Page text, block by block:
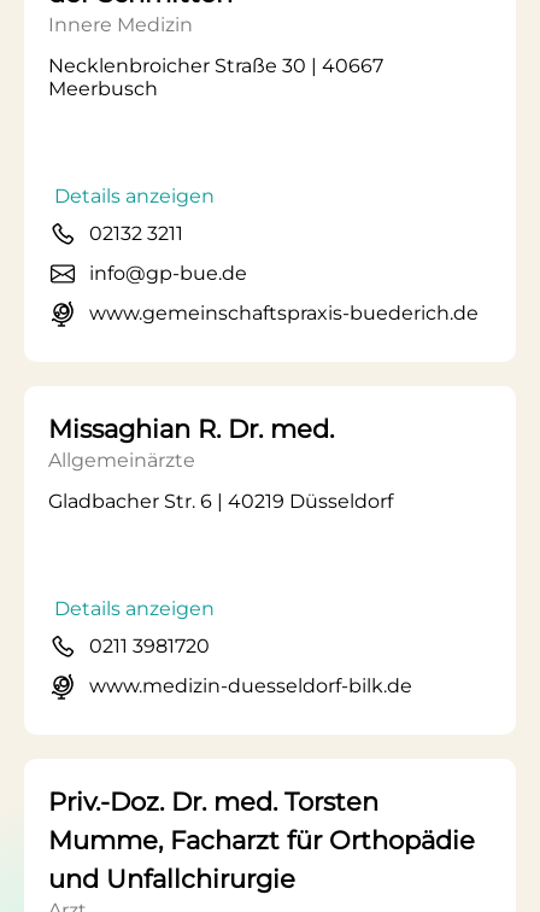
Innere Medizin
Necklenbroicher Straße 30 | 40667
Meerbusch
Details anzeigen
02132 3211
info@gp-bue.de
www.gemeinschaftspraxis-buederich.de
Missaghian R. Dr. med.
Allgemeinärzte
Gladbacher Str. 6 | 40219 Düsseldorf
Details anzeigen
0211 3981720
www.medizin-duesseldorf-bilk.de
Priv.-Doz. Dr. med. Torsten
Mumme, Facharzt für Orthopädie
und Unfallchirurgie